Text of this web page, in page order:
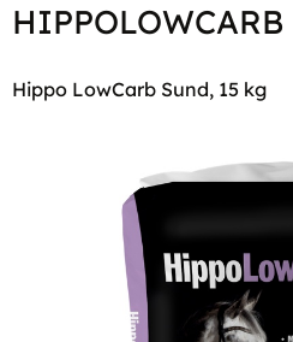
Hippo LowCarb Sund, 15 kg